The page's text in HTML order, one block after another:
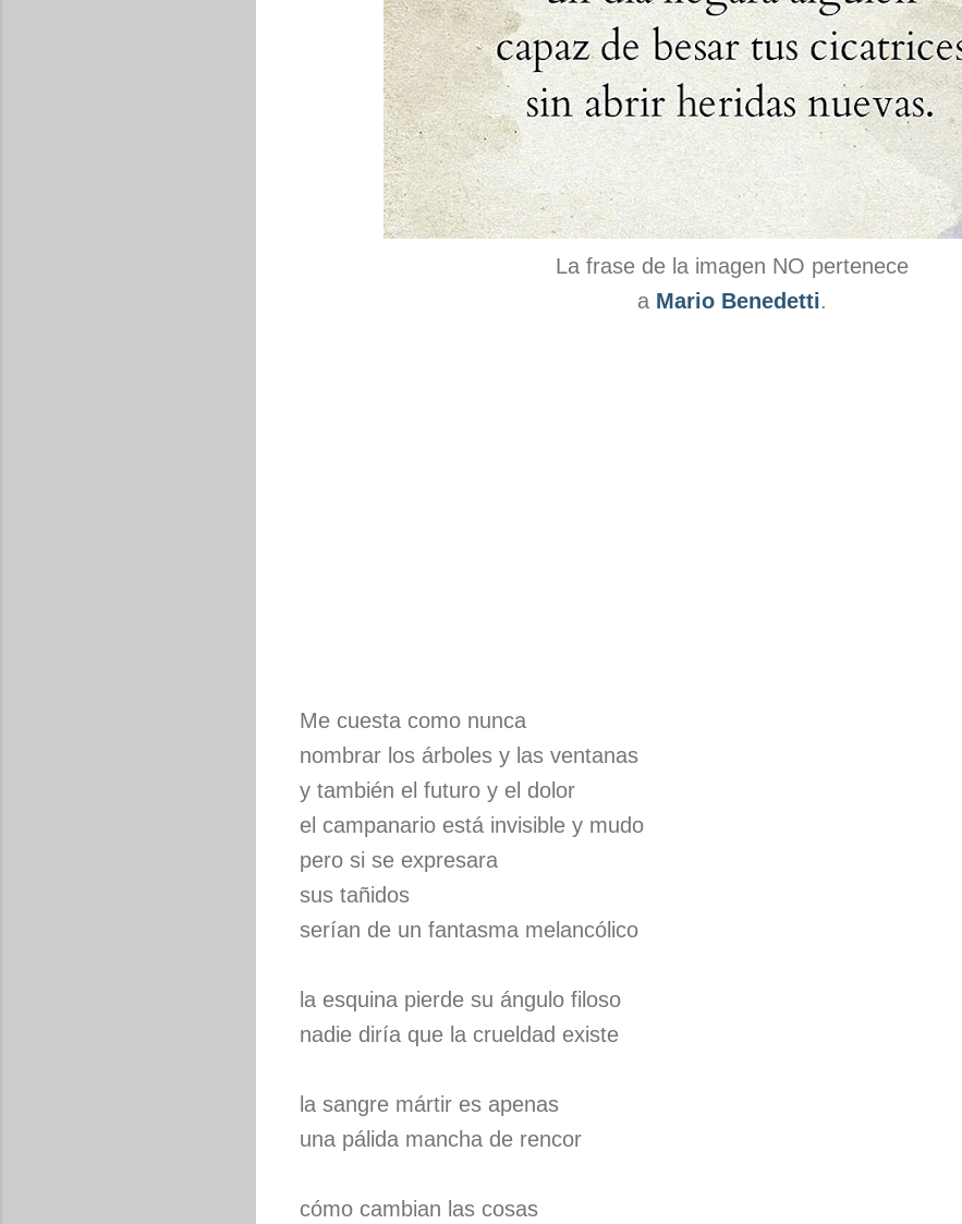
La frase de la imagen NO pertenece
a Mario Benedetti.
Me cuesta como nunca
nombrar los árboles y las ventanas
y también el futuro y el dolor
el campanario está invisible y mudo
pero si se expresara
sus tañidos
serían de un fantasma melancólico
la esquina pierde su ángulo filoso
nadie diría que la crueldad existe
la sangre mártir es apenas
una pálida mancha de rencor
cómo cambian las cosas